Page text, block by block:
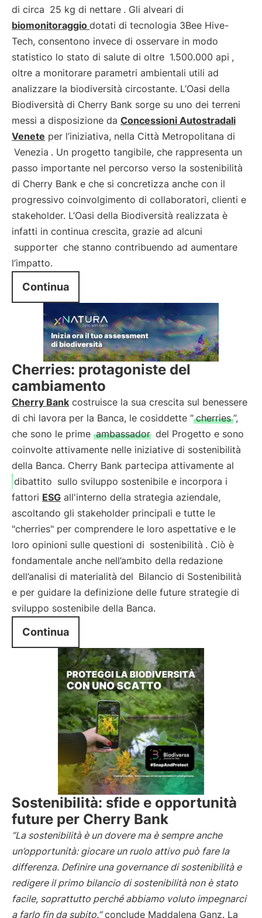
di circa 25 kg di nettare . Gli alveari di
biomonitoraggio dotati di tecnologia 3Bee Hive-
Tech, consentono invece di osservare in modo
statistico lo stato di salute di oltre 1.500.000 api ,
oltre a monitorare parametri ambientali utili ad
analizzare la biodiversità circostante. L’Oasi della
Biodiversità di Cherry Bank sorge su uno dei terreni
messi a disposizione da Concessioni Autostradali
Venete per l’iniziativa, nella Città Metropolitana di
Venezia . Un progetto tangibile, che rappresenta un
passo importante nel percorso verso la sostenibilità
di Cherry Bank e che si concretizza anche con il
progressivo coinvolgimento di collaboratori, clienti e
stakeholder. L’Oasi della Biodiversità realizzata è
infatti in continua crescita, grazie ad alcuni
supporter che stanno contribuendo ad aumentare
l’impatto.
Continua
Cherries: protagoniste del
cambiamento
Cherry Bank costruisce la sua crescita sul benessere
di chi lavora per la Banca, le cosiddette “ cherries ”,
che sono le prime ambassador del Progetto e sono
coinvolte attivamente nelle iniziative di sostenibilità
della Banca. Cherry Bank partecipa attivamente al
dibattito sullo sviluppo sostenibile e incorpora i
fattori ESG all'interno della strategia aziendale,
ascoltando gli stakeholder principali e tutte le
"cherries" per comprendere le loro aspettative e le
loro opinioni sulle questioni di sostenibilità . Ciò è
fondamentale anche nell’ambito della redazione
dell’analisi di materialità del Bilancio di Sostenibilità
e per guidare la definizione delle future strategie di
sviluppo sostenibile della Banca.
Continua
Sostenibilità: sfide e opportunità
future per Cherry Bank
”La sostenibilità è un dovere ma è sempre anche
un’opportunità: giocare un ruolo attivo può fare la
differenza. Definire una governance di sostenibilità e
redigere il primo bilancio di sostenibilità non è stato
facile, soprattutto perché abbiamo voluto impegnarci
a farlo fin da subito.”conclude Maddalena Ganz. La